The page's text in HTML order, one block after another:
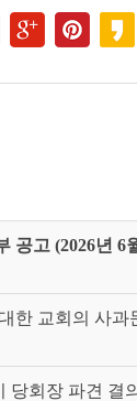
공고 (2026년 6
한 교회의 사과
당회장 파견 결